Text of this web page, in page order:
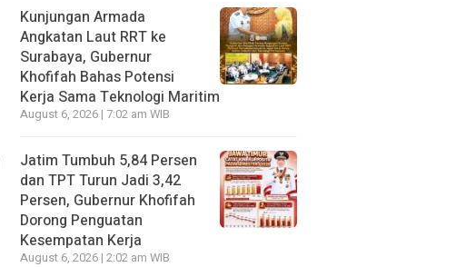
Kunjungan Armada
Angkatan Laut RRT ke
Surabaya, Gubernur
Khofifah Bahas Potensi
Kerja Sama Teknologi Maritim
August 6, 2026 | 7:02 am WIB
Jatim Tumbuh 5,84 Persen
dan TPT Turun Jadi 3,42
Persen, Gubernur Khofifah
Dorong Penguatan
Kesempatan Kerja
August 6, 2026 | 2:02 am WIB